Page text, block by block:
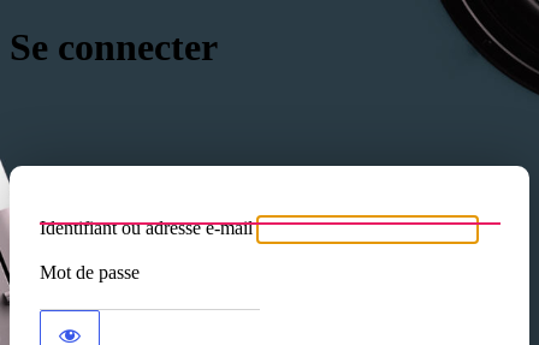
Se connecter
Identifiant ou adresse e-mail
Mot de passe